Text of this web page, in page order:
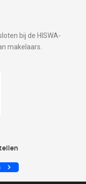
bij de HISWA-
makelaars.